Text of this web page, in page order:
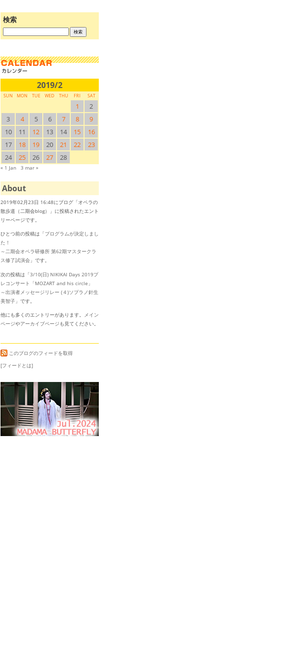
検索
ブ
ロ
検
索:
2019/2
SUN MON TUE WED THU FRI SAT
1
2
3
4 5 6 7 8
9
10
11 12 13 14 15
16
17
18 19 20 21 22
23
24
25 26 27 28
« 1 Jan 3 mar »
About
2019年02月23日 16:48にブログ「オペラの
散歩道（二期会blog）」に投稿されたエント
リーページです。
ひとつ前の投稿は「プログラムが決定しまし
た！
～二期会オペラ研修所 第62期マスタークラ
ス修了試演会 」です。
次の投稿は「3/10(日) NIKIKAI Days 2019プ
レコンサート「MOZART and his circle」
～出演者メッセージリレー (４)ソプラノ針生
美智子 」です。
他にも多くのエントリーがあります。 メイン
ページやアーカイブページ も見てください。
このブログのフィードを取得
[フィードとは]